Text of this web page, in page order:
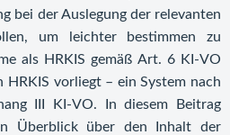
bei der Auslegung der relevanten
um leichter bestimmen zu
als HRKIS gemäß Art. 6 KI-VO
vorliegt – ein System nach
III KI-VO. In diesem Beitrag
Überblick über den Inhalt der